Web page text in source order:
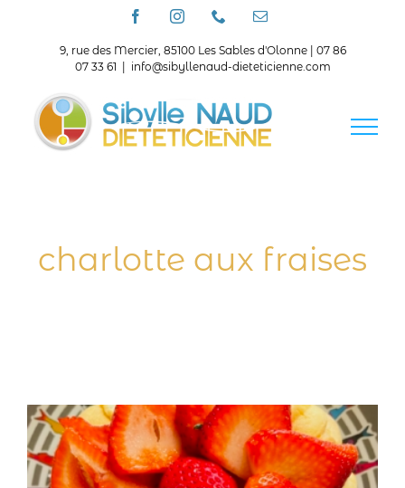
FacebookInstagramTéléphoneEmail
9, rue des Mercier, 85100 Les Sables d'Olonne | 07 86
07 33 61
info@sibyllenaud-dieteticienne.com
charlotte aux fraises